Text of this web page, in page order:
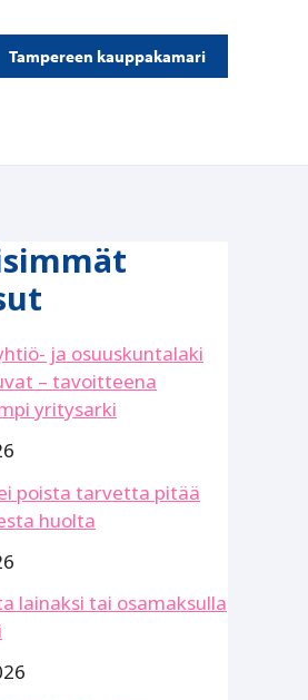
Tampereen kauppakamari
ja osuuskuntalaki
– tavoitteena
yritysarki
poista tarvetta pitää
huolta
lainaksi tai osamaksulla